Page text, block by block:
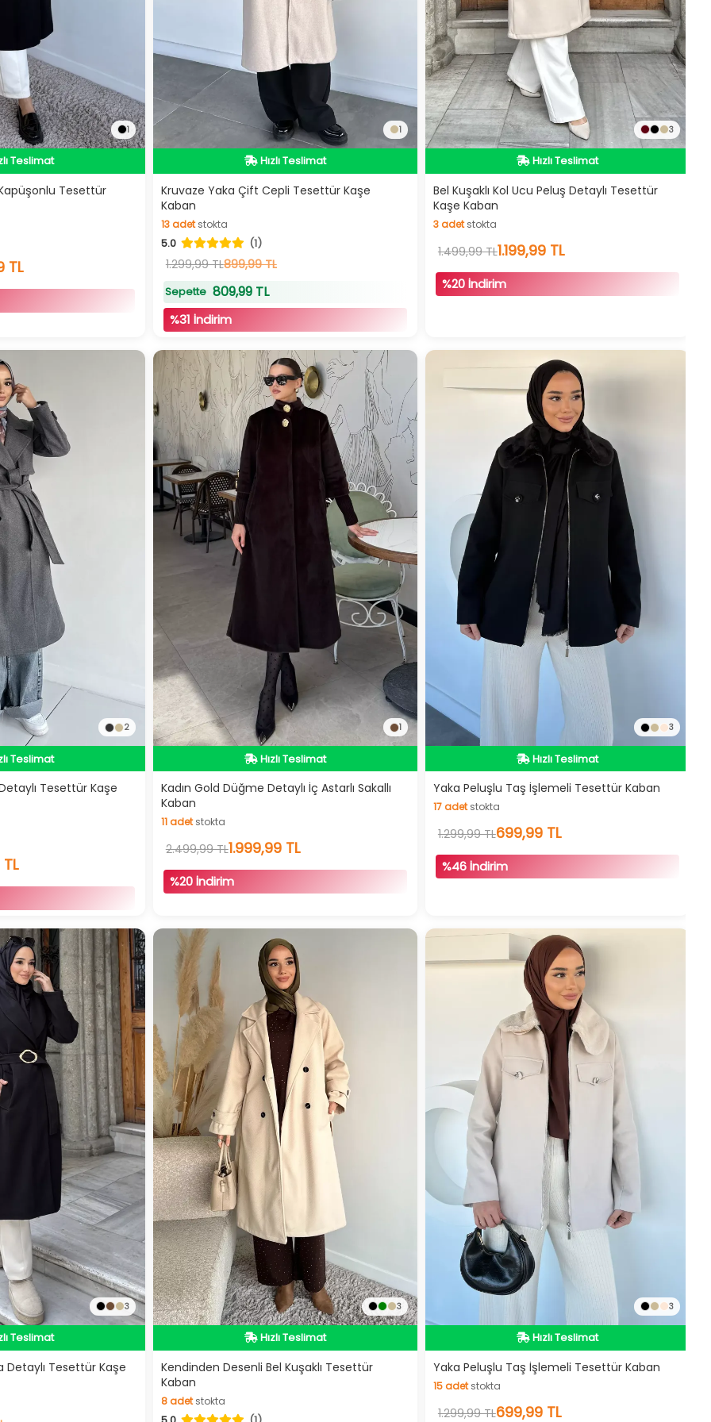
1
Ürün
Teslimat
Kapüşonlu Tesettür
TL
1
İndirimli Ürün
Hızlı Teslimat
Kruvaze Yaka Çift Cepli Tesettür Kaşe
Kaban
13adetstokta
13adetstokta
5.0 (1)
1.299,99 TL899,99 TL
Sepette809,99 TL
%31 İndirim
3
İndirimli Ürün
Hızlı Teslimat
Videolu Ürün
İndirimli Ürün
Bel Kuşaklı Kol Ucu Peluş Detaylı Tesettür
Kaşe Kaban
3adetstokta
3 adetstokta
1.499,99 TL1.199,99 TL
%20 İndirim
2
Ürün
Teslimat
Ürün
ÜrünTesettür Kaşe
1
İndirimli Ürün
Hızlı Teslimat
Kargo Bedava
Videolu Ürün
Kadın Gold Düğme Detaylı İç Astarlı Sakallı
Kaban
11adetstokta
11adetstokta
2.499,99 TL1.999,99 TL
%20 İndirim
3
İndirimli Ürün
Hızlı Teslimat
Videolu Ürün
İndirimli Ürün
Yaka Peluşlu Taş İşlemeli Tesettür Kaban
17adetstokta
17 adet stokta
1.299,99 TL699,99 TL
%46 İndirim
3
Ürün
Teslimat
Detaylı Tesettür Kaşe
3
İndirimli Ürün
Hızlı Teslimat
Videolu Ürün
İndirimli Ürün
Kendinden Desenli Bel Kuşaklı Tesettür
Kaban
8adetstokta
3
İndirimli Ürün
Hızlı Teslimat
Videolu Ürün
İndirimli Ürün
Yaka Peluşlu Taş İşlemeli Tesettür Kaban
15adetstokta
15 adetstokta
1.299,99 TL699,99 TL